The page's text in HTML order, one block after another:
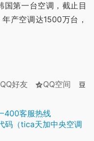
国第一台空调，截止目
产空调达1500万台，
QQ好友
QQ空间
400客服热线
码（tica天加中央空调